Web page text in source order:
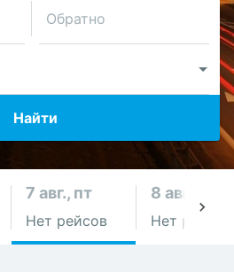
Обратно
Найти
7 авг., пт
Нет рейсов
8 авг., сб
Нет рейсов